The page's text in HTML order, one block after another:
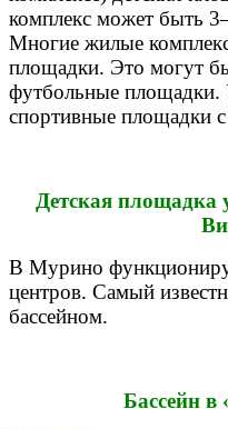
комплекс может быть
Многие жилые
площадки. Это могут
футбольные площадки.
спортивные площадки
Детская
В Мурино
центров. Самый
бассейном.
Бассейн в